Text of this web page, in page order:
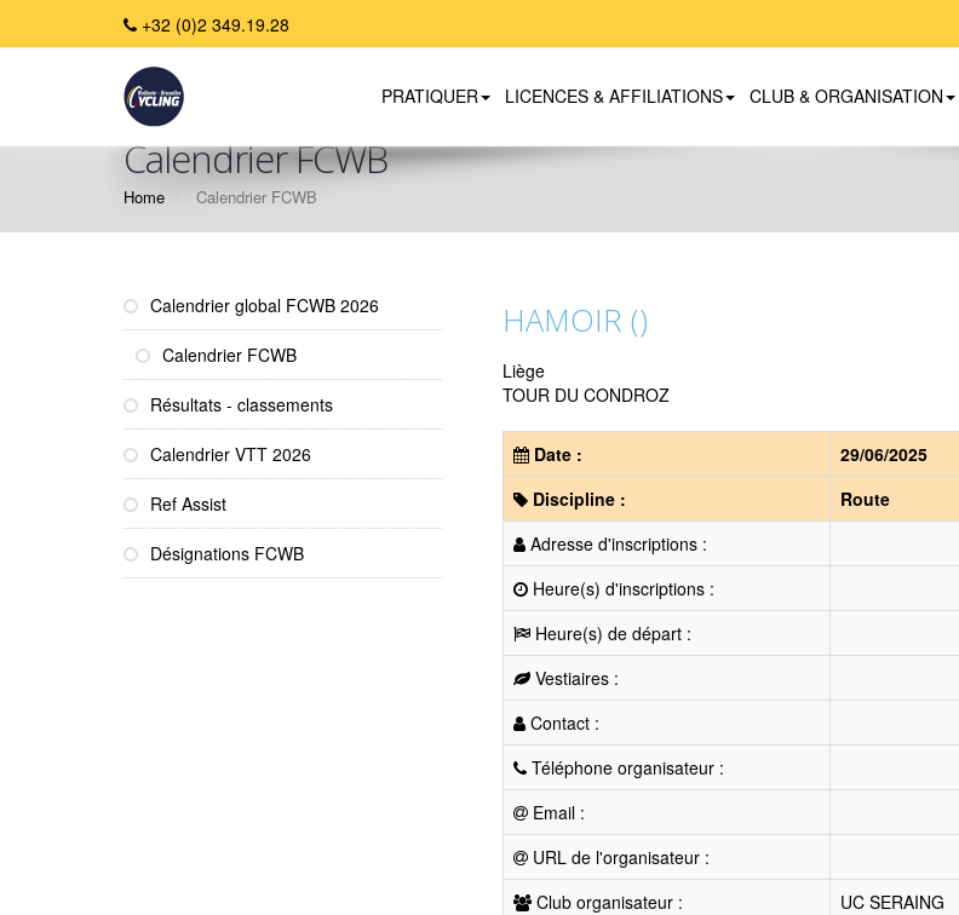
+32 (0)2 349.19.28
PRATIQUER LICENCES & AFFILIATIONS CLUB & ORGANISATION
Calendrier FCWB
Home Calendrier FCWB
Calendrier global FCWB 2026
Calendrier FCWB
Résultats - classements
Calendrier VTT 2026
Ref Assist
Désignations FCWB
HAMOIR ()
Liège
TOUR DU CONDROZ
Date :
29/06/2025
Discipline :
Route
Adresse d'inscriptions :
Heure(s) d'inscriptions :
Heure(s) de départ :
Vestiaires :
Contact :
Téléphone organisateur :
Email :
URL de l'organisateur :
Club organisateur :
UC SERAING